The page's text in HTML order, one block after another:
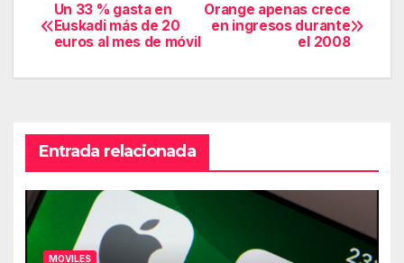
Navegación
de
Orange apenas crece
en ingresos durante
el 2008
Un 33 % gasta en
Euskadi más de 20
euros al mes de móvil
Entrada relacionada
MOVILES